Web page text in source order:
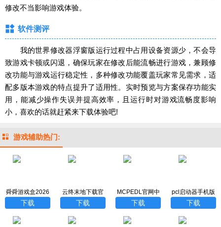
修改不当影响游戏体验。
软件测评
我的世界修改器浮窗版运行过程中占用设备资源少，不会导
致游戏卡顿或闪退，确保玩家在修改后能流畅进行游戏，兼顾修
改功能与游戏运行稳定性，多种修改功能覆盖玩家常见需求，适
配多版本游戏的特点提升了适用性。实时预览与方案保存功能实
用，能减少操作失误并提高效率，且运行时对游戏流畅度影响
小，喜欢的话就赶紧来下载体验吧!
游戏辅助热门:
舜舜游戏盒2026
最新版
下载
云终末地下载官
方最新版
下载
MCPEDL官网中
文汉化版
下载
pcl启动器手机版
下载
下载